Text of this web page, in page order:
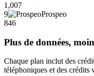
1,007
9
Prospeo
846
Plus de données,
Chaque plan inclut des
téléphoniques et des crédits